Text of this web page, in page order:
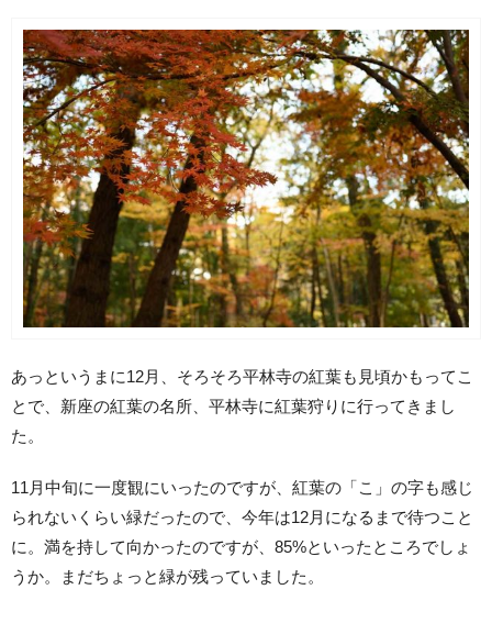
あっというまに12月、そろそろ平林寺の紅葉も見頃かもってこ
とで、新座の紅葉の名所、平林寺に紅葉狩りに行ってきまし
た。
11月中旬に一度観にいったのですが、紅葉の「こ」の字も感じ
られないくらい緑だったので、今年は12月になるまで待つこと
に。満を持して向かったのですが、85%といったところでしょ
うか。まだちょっと緑が残っていました。